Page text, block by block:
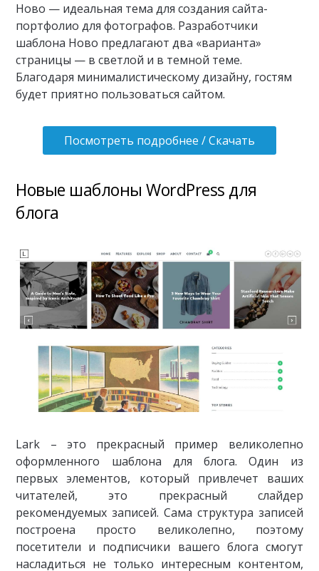
Ново — идеальная тема для создания сайта-
портфолио для фотографов. Разработчики
шаблона Ново предлагают два «варианта»
страницы — в светлой и в темной теме.
Благодаря минималистическому дизайну, гостям
будет приятно пользоваться сайтом.
Посмотреть подробнее / Скачать
Новые шаблоны WordPress для
блога
Lark – это прекрасный пример великолепно
оформленного шаблона для блога. Один из
первых элементов, который привлечет ваших
читателей, это прекрасный слайдер
рекомендуемых записей. Сама структура записей
построена просто великолепно, поэтому
посетители и подписчики вашего блога смогут
насладиться не только интересным контентом,